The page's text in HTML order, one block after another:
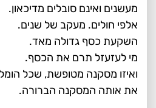
מעשנים ואינם סובלים מדיכאון.
אלפי חולים. מעקב של שנים.
השקעת כסף גדולה מאד.
מי לעזעזל תרם את הכסף.
ואיזו מסקנה מטופשת, שכל
את אותה המסקנה הברורה.